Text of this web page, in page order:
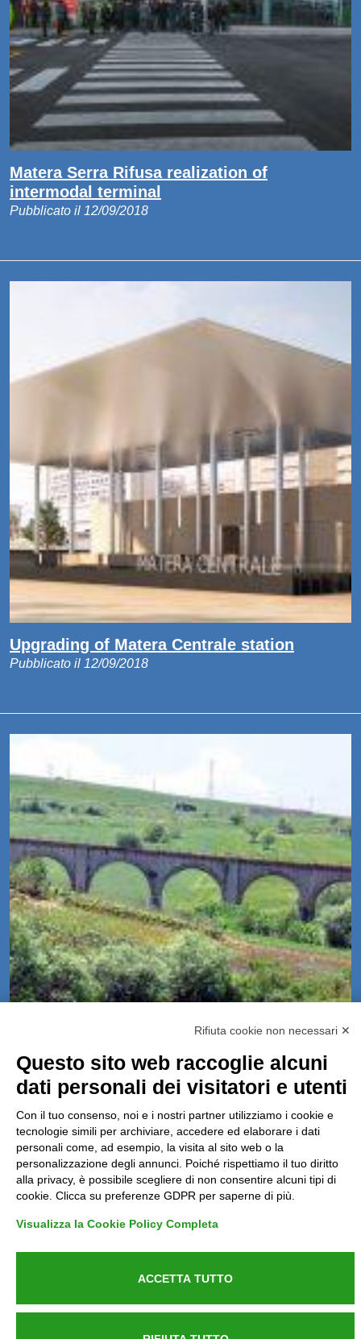
Matera Serra Rifusa realization of
intermodal terminal
Pubblicato il 12/09/2018
Upgrading of Matera Centrale station
Pubblicato il 12/09/2018
Renewal of the railway line Oppido –
Cancellara
Pubblicato il 12/09/2018
<< Pagina precedente
Rifiuta cookie non necessari ✕
Questo sito web raccoglie alcuni
dati personali dei visitatori e utenti
Con il tuo consenso, noi e i nostri partner utilizziamo i cookie e
tecnologie simili per archiviare, accedere ed elaborare i dati
personali come, ad esempio, la visita al sito web o la
personalizzazione degli annunci. Poiché rispettiamo il tuo diritto
alla privacy, è possibile scegliere di non consentire alcuni tipi di
cookie. Clicca su preferenze GDPR per saperne di più.
Visualizza la Cookie Policy Completa
ACCETTA TUTTO